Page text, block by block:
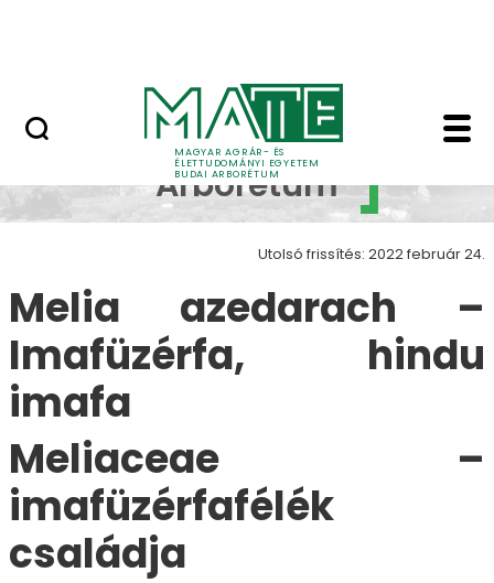
MAGYAR AGRÁR- ÉS
ÉLETTUDOMÁNYI EGYETEM
BUDAI ARBORÉTUM
Melia azedarach -
Budai
Arborétum
Utolsó frissítés: 2022 február 24.
Melia azedarach –
Imafüzérfa, hindu
imafa
Meliaceae –
imafüzérfafélék
családja